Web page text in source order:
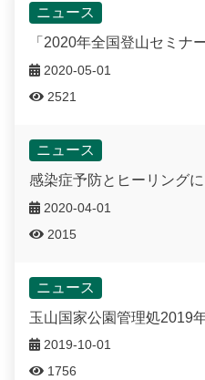
観光マップ
한국어
Bahasa Melayu
Tiếng Việt
Taglog
ไทย
Bahasa indonesia
Deutsche
Français
España
ニュース
「2020年全国登山セミナ
2020-05-01
2521
ニュース
感染症予防とヒーリング
2020-04-01
2015
ニュース
玉山国家公園管理処2019
2019-10-01
1756